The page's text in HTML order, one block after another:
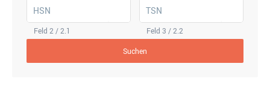
HSN
Feld 2 / 2.1
TSN
Feld 3 / 2.2
Suchen